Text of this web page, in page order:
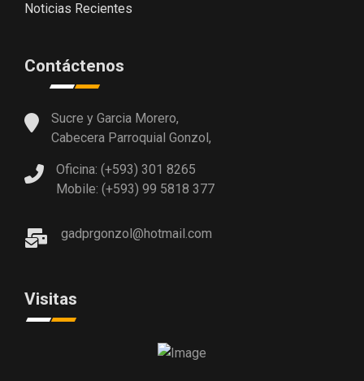
Noticias Recientes
Contáctenos
Sucre y Garcia Morero,
Cabecera Parroquial Gonzol,
Oficina: (+593) 301 8265
Mobile: (+593) 99 5818 377
gadprgonzol@hotmail.com
Visitas